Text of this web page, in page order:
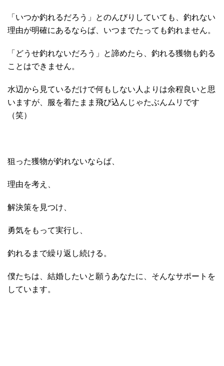
「いつか釣れるだろう」とのんびりしていても、釣れない
理由が明確にあるならば、いつまでたっても釣れません。
「どうせ釣れないだろう」と諦めたら、釣れる獲物も釣る
ことはできません。
水辺から見ているだけで何もしない人よりは余程良いと思
いますが、服を着たまま飛び込んじゃたぶんムリです
（笑）
狙った獲物が釣れないならば、
理由を考え、
解決策を見つけ、
勇気をもって実行し、
釣れるまで繰り返し続ける。
僕たちは、結婚したいと願うあなたに、そんなサポートを
しています。